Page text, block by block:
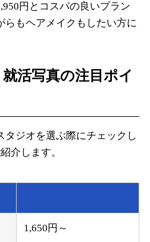
円とコスパの良いプラン
らもヘアメイクもしたい方に
就活写真の注目ポイ
タジオを選ぶ際にチェックし
介します。
1,650円～